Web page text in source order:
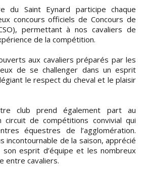
du Saint Eynard participe chaque
concours officiels de Concours de
permettant à nos cavaliers de
de la compétition.
aux cavaliers préparés par les
de se challenger dans un esprit
le respect du cheval et le plaisir
club prend également part au
circuit de compétitions convivial qui
équestres de l’agglomération.
incontournable de la saison, apprécié
son esprit d’équipe et les nombreux
entre cavaliers.